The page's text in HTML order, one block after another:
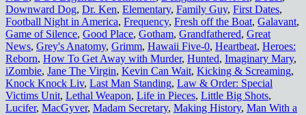
Downward Dog, Dr. Ken, Elementary, Family Guy, First Dates,
Football Night in America, Frequency, Fresh off the Boat, Galavant,
Game of Silence, Good Place, Gotham, Grandfathered, Great
News, Grey's Anatomy, Grimm, Hawaii Five-0, Heartbeat, Heroes:
Reborn, How To Get Away with Murder, Hunted, Imaginary Mary,
iZombie, Jane The Virgin, Kevin Can Wait, Kicking & Screaming,
Knock Knock Liv, Last Man Standing, Law & Order: Special
Victims Unit, Lethal Weapon, Life in Pieces, Little Big Shots,
Lucifer, MacGyver, Madam Secretary, Making History, Man With a